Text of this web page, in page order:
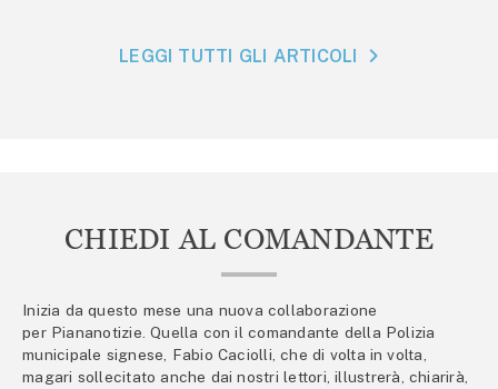
LEGGI TUTTI GLI ARTICOLI
CHIEDI AL COMANDANTE
Inizia da questo mese una nuova collaborazione
per Piananotizie. Quella con il comandante della Polizia
municipale signese, Fabio Caciolli, che di volta in volta,
magari sollecitato anche dai nostri lettori, illustrerà, chiarirà,